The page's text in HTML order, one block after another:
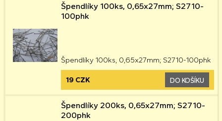
Špendlíky 100ks, 0,65x27mm; S2710-
100phk
Špendlíky 100ks, 0,65x27mm; S2710-100phk
19 CZK DO KOŠÍKU
Špendlíky 200ks, 0,65x27mm; S2710-
200phk